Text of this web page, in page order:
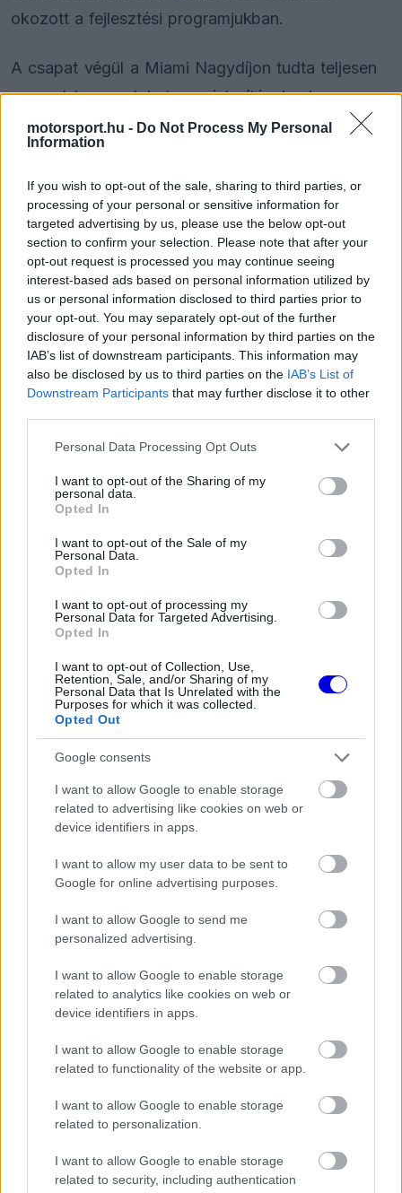
motorsport.hu - Do Not Process My Personal
Information
If you wish to opt-out of the sale, sharing to third parties, or
processing of your personal or sensitive information for
targeted advertising by us, please use the below opt-out
section to confirm your selection. Please note that after your
opt-out request is processed you may continue seeing
interest-based ads based on personal information utilized by
us or personal information disclosed to third parties prior to
your opt-out. You may separately opt-out of the further
disclosure of your personal information by third parties on the
IAB’s list of downstream participants. This information may
also be disclosed by us to third parties on the IAB’s List of
Downstream Participants that may further disclose it to other
Please note that this website/app uses one or more Google
not limited to your visit or usage behaviour. You may click to
grant or deny consent to Google and its third-party tags to
use your data for below specified purposes in below Google
consent section.
Personal Data Processing Opt Outs
I want to opt-out of the Sharing of my
personal data.
Opted In
I want to opt-out of the Sale of my
Personal Data.
Opted In
I want to opt-out of processing my
Personal Data for Targeted Advertising.
Opted In
I want to opt-out of Collection, Use,
Retention, Sale, and/or Sharing of my
Personal Data that Is Unrelated with the
Purposes for which it was collected.
Opted Out
Google consents
I want to allow Google to enable storage
related to advertising like cookies on web or
device identifiers in apps.
I want to allow my user data to be sent to
Google for online advertising purposes.
I want to allow Google to send me
personalized advertising.
I want to allow Google to enable storage
related to analytics like cookies on web or
device identifiers in apps.
I want to allow Google to enable storage
related to functionality of the website or app.
I want to allow Google to enable storage
related to personalization.
I want to allow Google to enable storage
related to security, including authentication
okozott a fejlesztési programjukban.
A csapat végül a Miami Nagydíjon tudta teljesen
orvosolni a gondokat, a módosításoknak
köszönhetően pedig a bajnokság során először
megbízhatóság javulása biztató, a nyers tempó
tekintetében azonban továbbra is komoly a
lemaradásuk.
Video
Player
is
loading.
This
is
a
The media could not be loaded, either because
the server or network failed or because the format
is not supported.
ez egy fontos lépés volt. Mindkét autó befejezte
előrelépés.”
EZEKET IS AJÁNLJUK
Häkkinen óva inti a McLarent Max
Verstappen leigazolásától
FORMA-1
azt hitte, hogy minden rendben
van
Titkos kísérletek a Mercedesnél,
mégis elvetették a Ferrari nagy
trükkjét
„Most sokkal több leszorítóerőt és erőt kell
találnunk. Jelenleg ezen dolgozunk” – magyarázta
a kanadai pilóta, egyértelművé téve a mérnökök